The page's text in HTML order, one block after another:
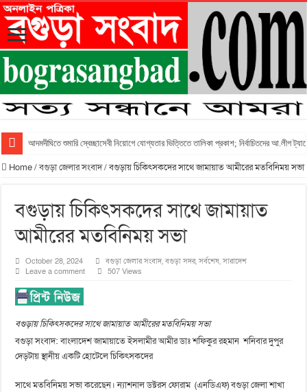
আদমদীঘিতে শুমারি স্বেচ্ছাসেবী নিয়োগে যোগ্যতার ভিত্তিতে তালিকা প্রকাশ; নির্বাচিতদের আ.লীগ
Home/বগুড়া জেলার সংবাদ/বগুড়ায় চিকিৎসকদের সাথে জামায়াত আমীরের মতবিনিময় সভা
বগুড়ায় চিকিৎসকদের সাথে জামায়াত
আমীরের মতবিনিময় সভা
October 28, 2024 বগুড়া জেলার সংবাদ,বগুড়া সদর,সর্বশেষ,সারাদেশ
Leave a comment
507 Views
বগুড়ায় চিকিৎসকদের সাথে জামায়াত আমীরের মতবিনিময় সভা
বগুড়া সংবাদ: বাংলাদেশ জামায়াতে ইসলামীর আমীর ডাঃ শফিকুর রহমান শনিবার দুপুর
দেড়টায় স্থানীয় একটি হোটেলে চিকিৎসকদের
সাথে মতবিনিময় সভা করেছেন। ন্যাশনাল ডক্টরস ফোরাম (এনডিএফ) বগুড়া জেলা শাখা